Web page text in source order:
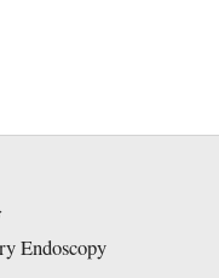
Endoscopy